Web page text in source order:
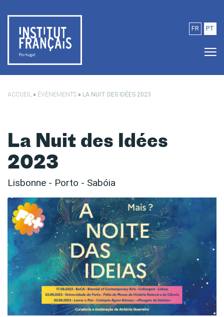
FR PT
ACCUEIL » ÉVÈNEMENTS » LA NUIT DES IDÉES 2023
La Nuit des Idées
2023
Lisbonne - Porto - Sabóia